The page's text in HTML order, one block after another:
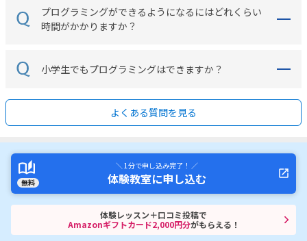
プログラミングができるようになるにはどれくらい
時間がかかりますか？
小学生でもプログラミングはできますか？
よくある質問を見る
無料
＼ 1分で申し込み完了！ ／
体験教室に申し込む
体験レッスン＋口コミ投稿で
Amazonギフトカード2,000円分がもらえる！